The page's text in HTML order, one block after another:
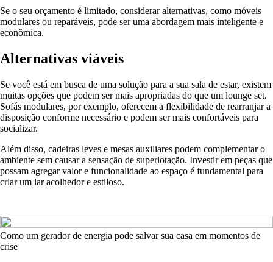
Se o seu orçamento é limitado, considerar alternativas, como móveis
modulares ou reparáveis, pode ser uma abordagem mais inteligente e
econômica.
Alternativas viáveis
Se você está em busca de uma solução para a sua sala de estar, existem
muitas opções que podem ser mais apropriadas do que um lounge set.
Sofás modulares, por exemplo, oferecem a flexibilidade de rearranjar a
disposição conforme necessário e podem ser mais confortáveis para
socializar.
Além disso, cadeiras leves e mesas auxiliares podem complementar o
ambiente sem causar a sensação de superlotação. Investir em peças que
possam agregar valor e funcionalidade ao espaço é fundamental para
criar um lar acolhedor e estiloso.
Como um gerador de energia pode salvar sua casa em momentos de
crise